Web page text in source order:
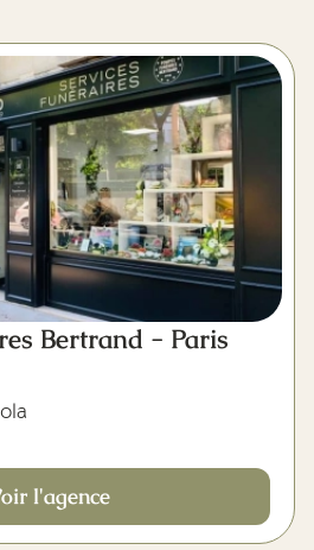
Bertrand - Paris
l'agence